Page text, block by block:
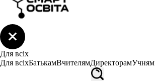
Для всіх
Для всіхБатькамВчителямДиректорамУчням